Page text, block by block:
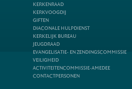
KERKENRAAD
KERKVOOGDIJ
GIFTEN
DIACONALE HULPDIENST
KERKELIJK BUREAU
JEUGDRAAD
EVANGELISATIE- EN ZENDINGSCOMMISSIE
VEILIGHEID
ACTIVITEITENCOMMISSIE-AMEDEE
CONTACTPERSONEN